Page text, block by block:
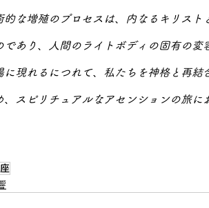
的な増殖のプロセスは、内なるキリスト
であり、人間のライトボディの固有の変
に現れるにつれて、私たちを神格と再結
、スピリチュアルなアセンションの旅に